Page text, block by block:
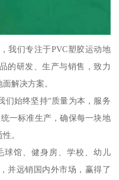
我们专注于PVC塑胶运动地
的研发、生产与销售，致力
解决方案。
们始终坚持“质量为本，服务
一标准生产，确保每一块地
。
球馆、健身房、学校、幼儿
并远销国内外市场，赢得了